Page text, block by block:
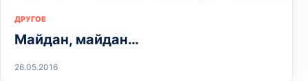
ДРУГОЕ
Майдан, майдан…
26.05.2016